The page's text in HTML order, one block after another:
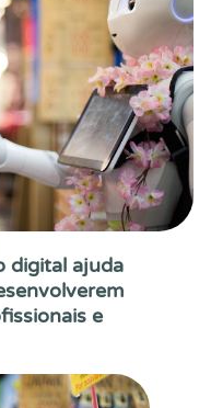
digital ajuda
e